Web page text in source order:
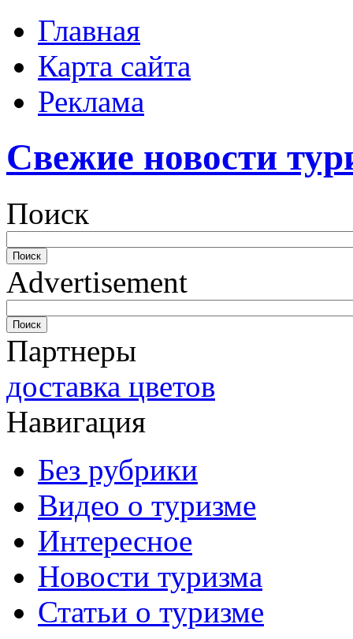
Главная
Карта сайта
Реклама
Свежие новости
Поиск
Advertisement
Партнеры
доставка цветов
Навигация
Без рубрики
Видео о туризме
Интересное
Новости туризма
Статьи о туризме